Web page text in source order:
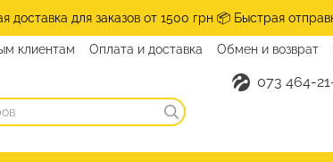
доставка для заказов от 1500 грн 📦 Быстрая
клиентам Оплата и доставка Обмен и возврат
073 464-